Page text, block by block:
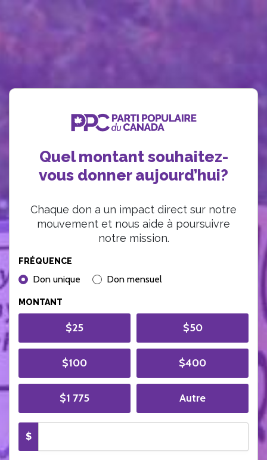
Quel montant souhaitez-
vous donner aujourd’hui?
Chaque don a un impact direct sur notre
mouvement et nous aide à poursuivre
notre mission.
FRÉQUENCE
DONATION FREQUENCY
Don unique Don mensuel
MONTANT
$25 $50
$100 $400
$1 775 Autre
$